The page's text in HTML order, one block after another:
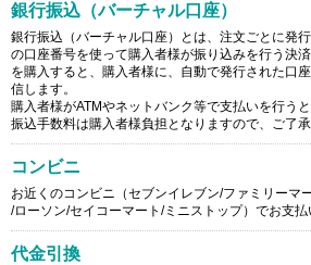
銀行振込（バーチャル口座）
銀行振込（バーチャル口座）とは、注文ごとに発
の口座番号を使って購入者様が振り込みを行う決
を購入すると、購入者様に、自動で発行された口
信します。
購入者様がATMやネットバンク等で支払いを行うと
振込手数料は購入者様負担となりますので、ご了承
コンビニ
お近くのコンビニ（セブンイレブン/ファミリーマ
/ローソン/セイコーマート/ミニストップ）でお支払
代金引換